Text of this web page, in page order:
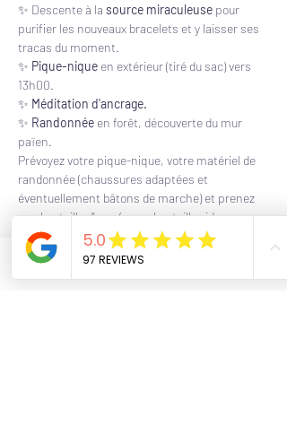
✨ Descente à la source miraculeuse pour
purifier les nouveaux bracelets et y laisser ses
tracas du moment.
✨ Pique-nique en extérieur (tiré du sac) vers
13h00.
✨ Méditation d'ancrage.
✨ Randonnée en forêt, découverte du mur
païen.
Prévoyez votre pique-nique, votre matériel de
randonnée (chaussures adaptées et
éventuellement bâtons de marche) et prenez
une bouteille d'eau. (+ une bouteille vide pour
récupérer l'eau de la source miraculeuse si vous
le souhaitez)